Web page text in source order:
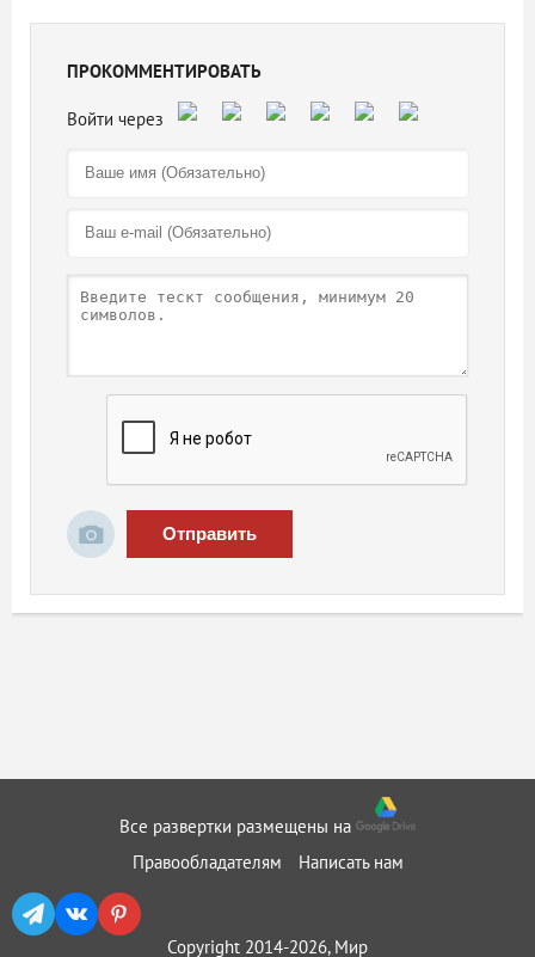
ПРОКОММЕНТИРОВАТЬ
Отправить
Все развертки размещены на
Правообладателям
Написать нам
Copyright 2014-2026, Мир